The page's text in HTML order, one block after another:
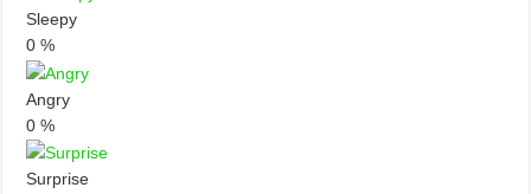
Sleepy
0 %
Angry
0 %
Surprise